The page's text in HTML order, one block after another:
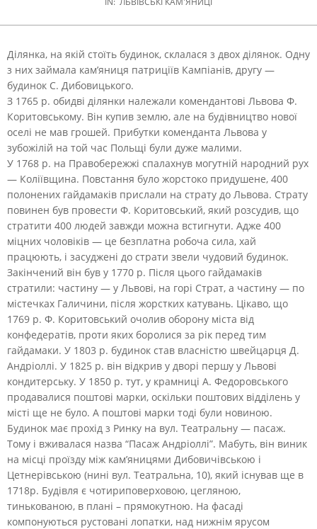
Ділянка, на якій стоїть будинок, склалася з двох ділянок. Одну
з них займала кам’яниця патриціїв Кампіанів, другу —
будинок С. Дибовицького.
З 1765 р. обидві ділянки належали комендантові Львова Ф.
Коритовському. Він купив землю, але на будівництво нової
оселі не мав грошей. Прибутки коменданта Львова у
зубожілій на той час Польщі були дуже малими.
У 1768 р. на Правобережжі спалахнув могутній народний рух
— Коліївщина. Повстання було жорстоко придушене, 400
полонених гайдамаків прислали на страту до Львова. Страту
повинен був провести Ф. Коритовський, який розсудив, що
стратити 400 людей завжди можна встигнути. Адже 400
міцних чоловіків — це безплатна робоча сила, хай
працюють, і засуджені до страти звели чудовий будинок.
Закінчений він був у 1770 р. Після цього гайдамаків
стратили: частину — у Львові, на горі Страт, а частину — по
містечках Галичини, після жорстких катувань. Цікаво, що
1769 р. Ф. Коритовський очолив оборону міста від
конфедератів, проти яких боролися за рік перед тим
гайдамаки. У 1803 р. будинок став власністю швейцарця Д.
Андріоллі. У 1825 р. він відкрив у дворі першу у Львові
кондитерську. У 1850 р. тут, у крамниці А. Федоровського
продавалися поштові марки, оскільки поштових відділень у
місті ще не було. А поштові марки тоді були новиною.
Будинок має прохід з Ринку на вул. Театральну — пасаж.
Тому і вживалася назва “Пасаж Андріоллі”. Мабуть, він виник
на місці проїзду між кам’яницями Дибовичівською і
Цетнерівською (нині вул. Театральна, 10), який існував ще в
1718р. Будівля є чотириповерховою, цегляною,
тинькованою, в плані – прямокутною. На фасаді
компонуються рустовані лопатки, над нижнім ярусом